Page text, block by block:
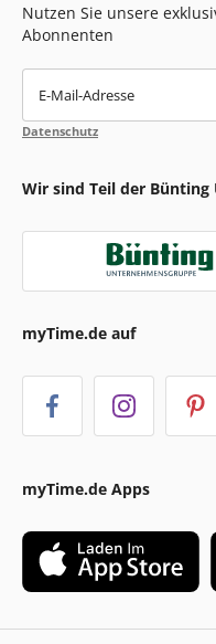
Nutzen Sie unsere
Abonnenten
E-Mail-Adresse
Datenschutz
Wir sind Teil der
myTime.de auf
myTime.de Apps